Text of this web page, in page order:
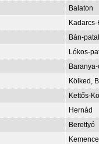
Balaton
Bán-
Lókos-
Kölked,
Kettős-
Hernád
Berettyó